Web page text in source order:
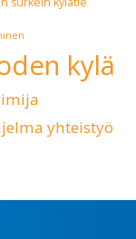
kylä
yhteistyö